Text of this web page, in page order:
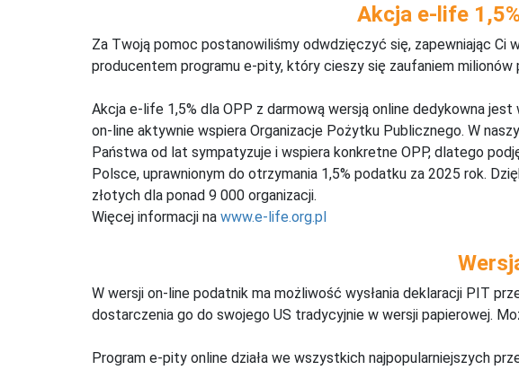
Akcja e-life
Za Twoją pomoc postanowiliśmy odwdzięczyć się, zapewniając Ci
producentem programu e-pity, który cieszy się zaufaniem milionów
Akcja e-life 1,5% dla OPP z darmową wersją online dedykowna
on-line aktywnie wspiera Organizacje Pożytku Publicznego. W
Państwa od lat sympatyzuje i wspiera konkretne OPP, dlatego
Polsce, uprawnionym do otrzymania 1,5% podatku za 2025 rok.
złotych dla ponad 9 000 organizacji.
Więcej informacji na www.e-life.org.pl
W wersji on-line podatnik ma możliwość wysłania deklaracji PIT
dostarczenia go do swojego US tradycyjnie w wersji papierowej.
Program e-pity online działa we wszystkich najpopularniejszych